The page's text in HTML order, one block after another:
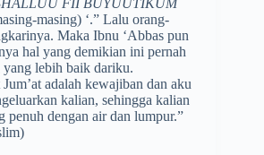
FII BUYUUTIKUM
masing) ‘.” Lalu orang-
Maka Ibnu ‘Abbas pun
hal yang demikian ini pernah
lebih baik dariku.
adalah kewajiban dan aku
kalian, sehingga kalian
penuh dengan air dan lumpur.”